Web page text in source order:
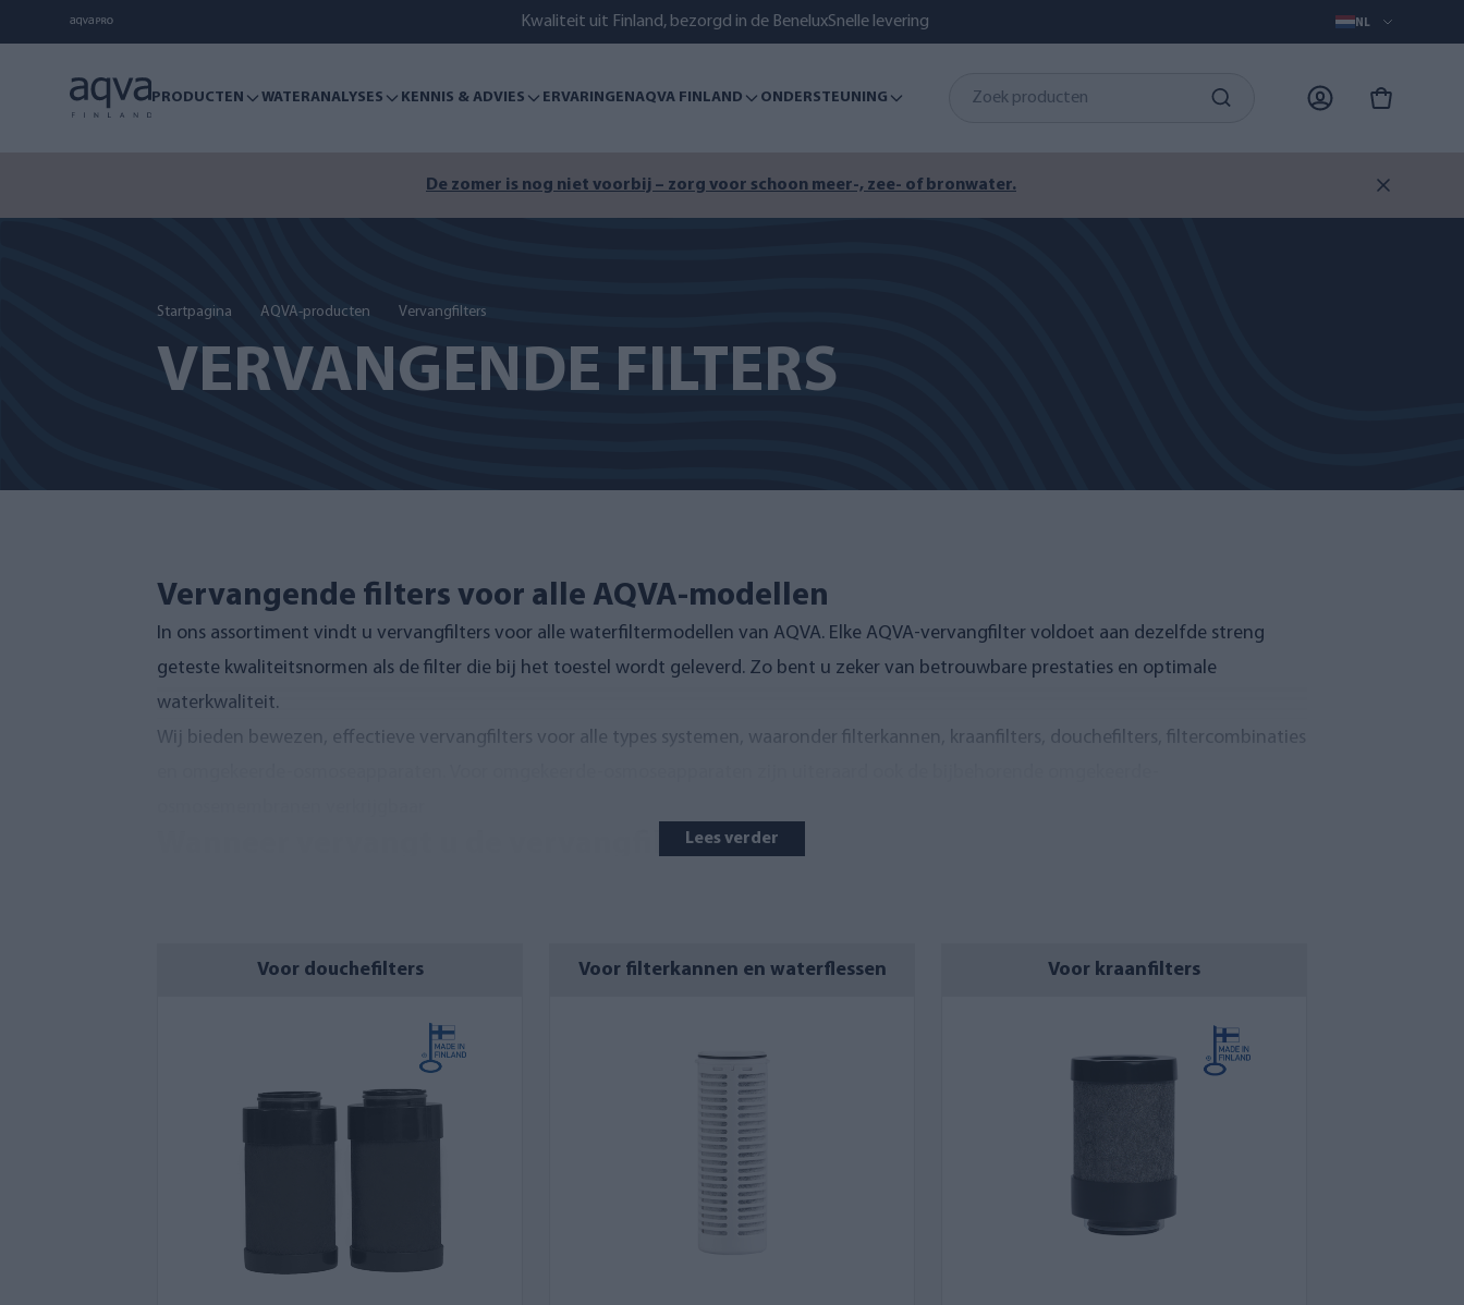
Kwaliteit uit Finland, bezorgd in de BeneluxSnelle levering NL
PRODUCTEN WATERANALYSES KENNIS & ADVIES ERVARINGENAQVA FINLAND ONDERSTEUNING
De zomer is nog niet voorbij – zorg voor schoon meer-, zee- of bronwater.
Startpagina AQVA-producten Vervangfilters
VERVANGENDE FILTERS
Vervangende filters voor alle AQVA-modellen
In ons assortiment vindt u vervangfilters voor alle waterfiltermodellen van AQVA. Elke AQVA-vervangfilter voldoet aan dezelfde streng
geteste kwaliteitsnormen als de filter die bij het toestel wordt geleverd. Zo bent u zeker van betrouwbare prestaties en optimale
waterkwaliteit.
Wij bieden bewezen, effectieve vervangfilters voor alle types systemen, waaronder filterkannen, kraanfilters, douchefilters, filtercombinaties
Wanneer vervangt u de vervangfilter?
moet de vervangfilter eerder worden vervangen, vooral bij mechanische fijnfilters.
Bij gebruik van putwater kan de vervangingsfrequentie bovendien schommelen door seizoensgebonden veranderingen in de
waterkwaliteit. Ook onregelmatig gebruik, bijvoorbeeld in een vakantieverblijf, kan tijdelijk een lagere waterkwaliteit veroorzaken en zo de
Bij het bestellen van een vervangfilter kunt u het aanbevolen vervangingsinterval eenvoudig controleren. Verwacht u een frequente
vervanging op basis van uw waterverbruik, dan raden wij aan om meteen één of meerdere extra vervangfilters mee te bestellen. Ook
reserveonderdelen voor onze filters bestelt u vlot via onze webwinkel.
Lees verder
Voor douchefilters Voor filterkannen en waterflessen Voor kraanfilters